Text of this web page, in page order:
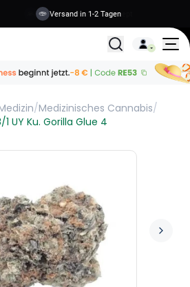
Versand in 1-2 Tagen
Alle
/Medizinisches Cannabis/
UY Ku. Gorilla Glue 4